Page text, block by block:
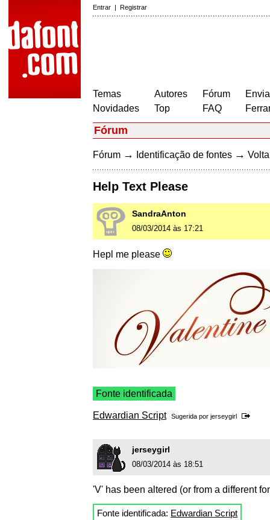
Entrar | Registrar
Temas
Novidades
Autores
Top
Fórum
FAQ
Fórum
Fórum → Identificação de fontes →
Help Text Please
SandraAnton
08/03/2014 às 17:21
Hepl me please
Fonte identificada
Edwardian Script Sugerida por jerseygirl
jerseygirl
08/03/2014 às 18:51
'V' has been altered (or from a different
Fonte identificada: Edwardian Script